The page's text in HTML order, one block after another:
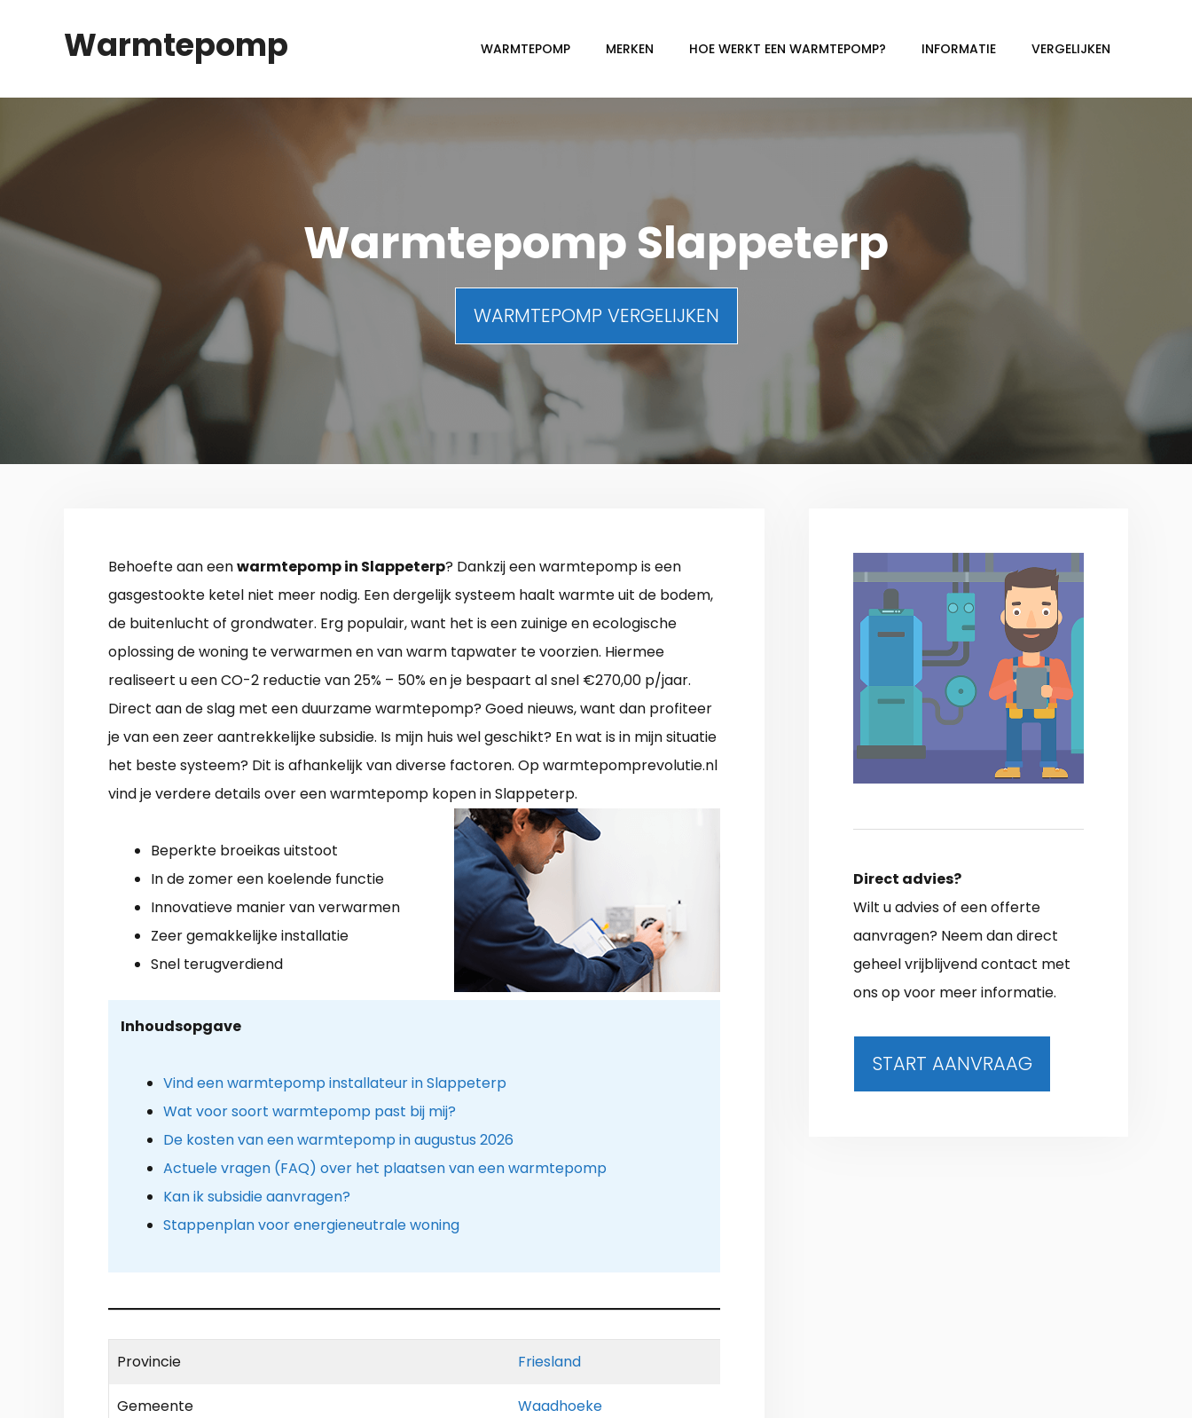
Warmtepomp WARMTEPOMP MERKEN HOE WERKT EEN WARMTEPOMP? INFORMATIE VERGELIJKEN
Warmtepomp Slappeterp
WARMTEPOMP VERGELIJKEN
Behoefte aan eenwarmtepomp in Slappeterp? Dankzij een warmtepomp is een
gasgestookte ketel niet meer nodig. Een dergelijk systeem haalt warmte uit de bodem,
de buitenlucht of grondwater. Erg populair, want het is een zuinige en ecologische
oplossing de woning te verwarmen en van warm tapwater te voorzien. Hiermee
realiseert u een CO-2 reductie van 25% – 50% en je bespaart al snel €270,00 p/jaar.
Direct aan de slag met een duurzame warmtepomp? Goed nieuws, want dan profiteer
je van een zeer aantrekkelijke subsidie. Is mijn huis wel geschikt? En wat is in mijn situatie
het beste systeem? Dit is afhankelijk van diverse factoren. Op warmtepomprevolutie.nl
vind je verdere details over een warmtepomp kopen in Slappeterp.
Beperkte broeikas uitstoot
In de zomer een koelende functie
Innovatieve manier van verwarmen
Zeer gemakkelijke installatie
Snel terugverdiend
Inhoudsopgave
Vind een warmtepomp installateur in Slappeterp
Wat voor soort warmtepomp past bij mij?
De kosten van een warmtepomp in augustus 2026
Actuele vragen (FAQ) over het plaatsen van een warmtepomp
Kan ik subsidie aanvragen?
Stappenplan voor energieneutrale woning
Provincie Friesland
Gemeente Waadhoeke
Direct advies?
Wilt u advies of een offerte
aanvragen? Neem dan direct
geheel vrijblijvend contact met
ons op voor meer informatie.
START AANVRAAG